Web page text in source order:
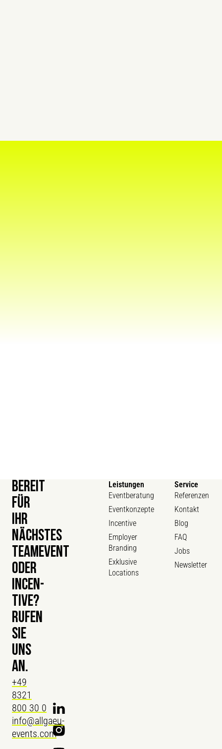
Leistungen
Eventberatung
Eventkonzepte
Incentive
Employer
Branding
Exklusive
Locations
Service
Referenzen
Kontakt
Blog
FAQ
Jobs
Newsletter
BEREIT
FÜR
IHR
NÄCHSTES
TEAMEVENT
ODER
INCEN­
TIVE?
RUFEN
SIE
UNS
AN.
+49
8321
800 30 0
info@allgaeu-
events.com